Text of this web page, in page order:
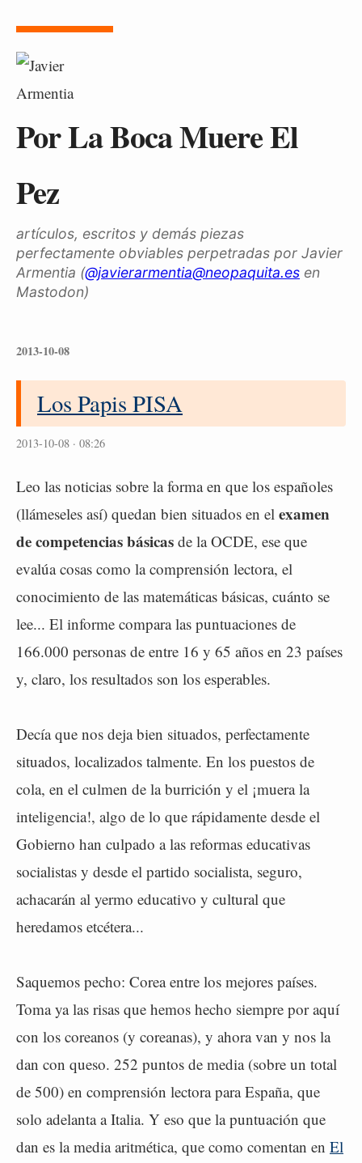
Por La Boca Muere El
Pez
artículos, escritos y demás piezas
perfectamente obviables perpetradas por Javier
Armentia (@javierarmentia@neopaquita.es en
Mastodon)
2013-10-08
Los Papis PISA
2013-10-08 · 08:26
Leo las noticias sobre la forma en que los españoles
(llámeseles así) quedan bien situados en el examen
de competencias básicas de la OCDE, ese que
evalúa cosas como la comprensión lectora, el
conocimiento de las matemáticas básicas, cuánto se
lee... El informe compara las puntuaciones de
166.000 personas de entre 16 y 65 años en 23 países
y, claro, los resultados son los esperables.
Decía que nos deja bien situados, perfectamente
situados, localizados talmente. En los puestos de
cola, en el culmen de la burrición y el ¡muera la
inteligencia!, algo de lo que rápidamente desde el
Gobierno han culpado a las reformas educativas
socialistas y desde el partido socialista, seguro,
achacarán al yermo educativo y cultural que
heredamos etcétera...
Saquemos pecho: Corea entre los mejores países.
Toma ya las risas que hemos hecho siempre por aquí
con los coreanos (y coreanas), y ahora van y nos la
dan con queso. 252 puntos de media (sobre un total
de 500) en comprensión lectora para España, que
solo adelanta a Italia. Y eso que la puntuación que
dan es la media aritmética, que como comentan en El